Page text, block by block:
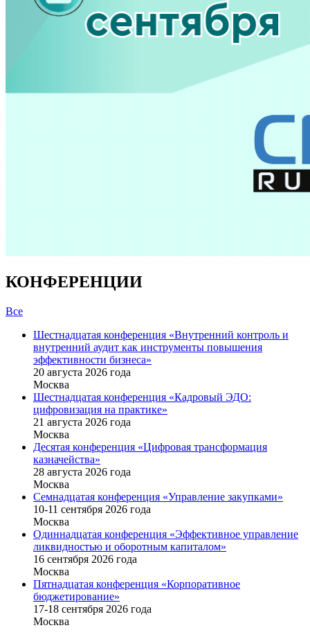
КОНФЕРЕНЦИИ
Все
Шестнадцатая конференция «Внутренний контроль и
внутренний аудит как инструменты повышения
эффективности бизнеса»
20 августа 2026 года
Москва
Шестнадцатая конференция «Кадровый ЭДО:
цифровизация на практике»
21 августа 2026 года
Москва
Десятая конференция «Цифровая трансформация
казначейства»
28 августа 2026 года
Москва
Семнадцатая конференция «Управление закупками»
10-11 сентября 2026 года
Москва
Одиннадцатая конференция «Эффективное управление
ликвидностью и оборотным капиталом»
16 cентября 2026 года
Москва
Пятнадцатая конференция «Корпоративное
бюджетирование»
17-18 сентября 2026 года
Москва